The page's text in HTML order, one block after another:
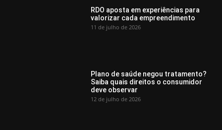
RDO aposta em experiências para
valorizar cada empreendimento
11 de julho de 2026
Plano de saúde negou tratamento?
Saiba quais direitos o consumidor
deve observar
12 de julho de 2026